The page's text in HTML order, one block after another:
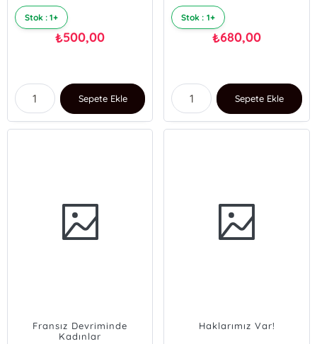
Stok : 1+
₺500,00
Sepete Ekle
Stok : 1+
₺680,00
Sepete Ekle
Fransız Devriminde
Kadınlar
Haklarımız Var!